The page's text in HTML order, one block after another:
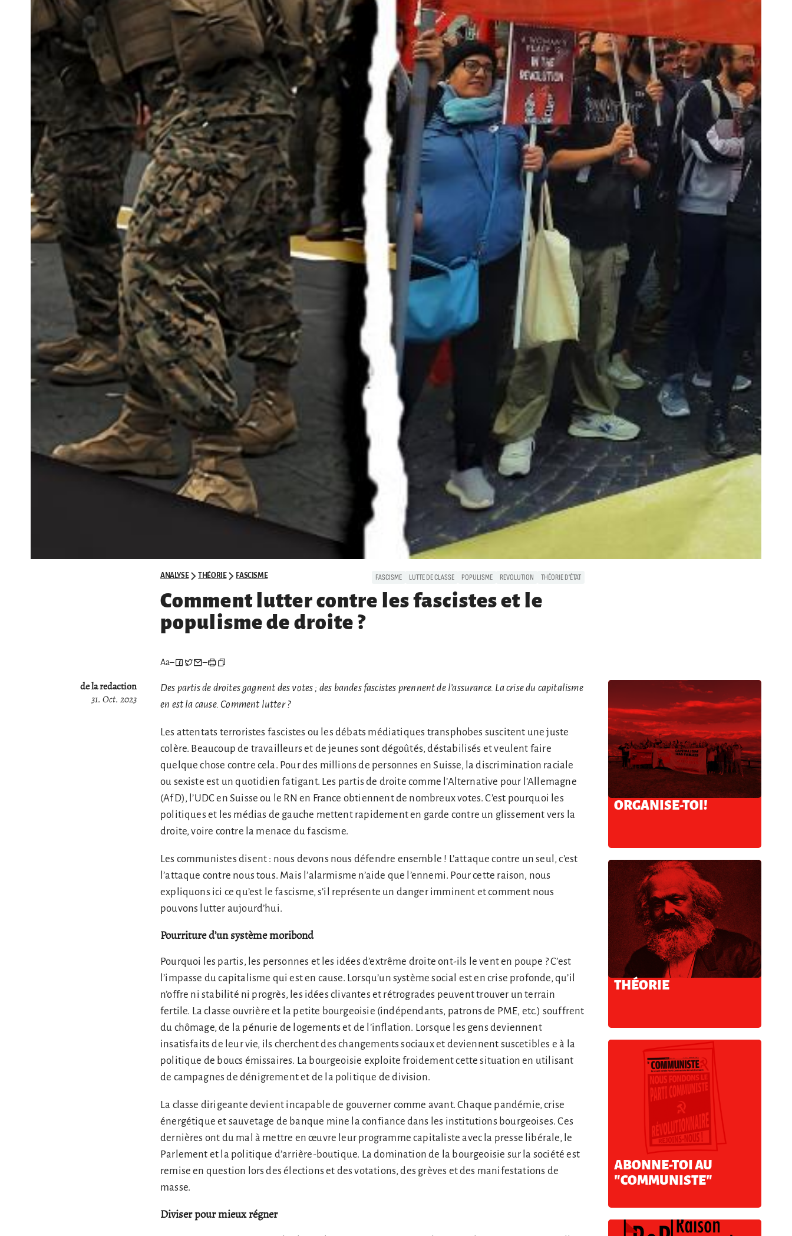
ANALYSE THÉORIE FASCISME FASCISME LUTTE DE CLASSE POPULISME REVOLUTION THÉORIE D'ÉTAT
Comment lutter contre les fascistes et le
populisme de droite ?
Aa– –
de la redaction
31. Oct. 2023
Des partis de droites gagnent des votes ; des bandes fascistes prennent de l’assurance. La crise du capitalisme
en est la cause. Comment lutter ?
Les attentats terroristes fascistes ou les débats médiatiques transphobes suscitent une juste
colère. Beaucoup de travailleurs et de jeunes sont dégoûtés, déstabilisés et veulent faire
quelque chose contre cela. Pour des millions de personnes en Suisse, la discrimination raciale
ou sexiste est un quotidien fatigant. Les partis de droite comme l’Alternative pour l’Allemagne
(AfD), l’UDC en Suisse ou le RN en France obtiennent de nombreux votes. C’est pourquoi les
politiques et les médias de gauche mettent rapidement en garde contre un glissement vers la
droite, voire contre la menace du fascisme.
Les communistes disent : nous devons nous défendre ensemble ! L’attaque contre un seul, c’est
l’attaque contre nous tous. Mais l’alarmisme n’aide que l’ennemi. Pour cette raison, nous
expliquons ici ce qu’est le fascisme, s’il représente un danger imminent et comment nous
pouvons lutter aujourd’hui.
Pourriture d’un système moribond
Pourquoi les partis, les personnes et les idées d’extrême droite ont-ils le vent en poupe ? C’est
l’impasse du capitalisme qui est en cause. Lorsqu’un système social est en crise profonde, qu’il
n’offre ni stabilité ni progrès, les idées clivantes et rétrogrades peuvent trouver un terrain
fertile. La classe ouvrière et la petite bourgeoisie (indépendants, patrons de PME, etc.) souffrent
du chômage, de la pénurie de logements et de l’inflation. Lorsque les gens deviennent
insatisfaits de leur vie, ils cherchent des changements sociaux et deviennent suscetibles e à la
politique de boucs émissaires. La bourgeoisie exploite froidement cette situation en utilisant
de campagnes de dénigrement et de la politique de division.
La classe dirigeante devient incapable de gouverner comme avant. Chaque pandémie, crise
énergétique et sauvetage de banque mine la confiance dans les institutions bourgeoises. Ces
dernières ont du mal à mettre en œuvre leur programme capitaliste avec la presse libérale, le
Parlement et la politique d’arrière-boutique. La domination de la bourgeoisie sur la société est
remise en question lors des élections et des votations, des grèves et des manifestations de
masse.
Diviser pour mieux régner
ORGANISE-TOI!
THÉORIE
ABONNE-TOI AU
"COMMUNISTE"